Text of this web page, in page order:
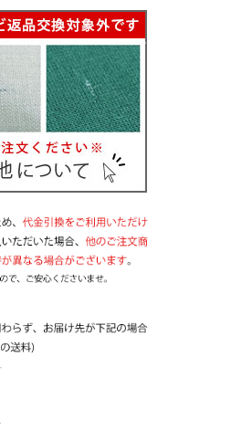
ズ－
ルブランド。ナチュラ
ヴィンテージ風仕上が
しい遊び心を加えたス
商品をすべて見る
メカ＋幕体」の販売のみ
ます。
ンについて ◆
ください